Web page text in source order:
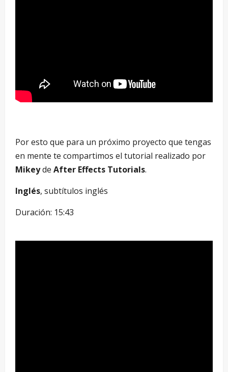
Por esto que para un próximo proyecto que tengas
en mente te compartimos el tutorial realizado por
Mikeyde After Effects Tutorials.
Inglés, subtítulos inglés
Duración: 15:43